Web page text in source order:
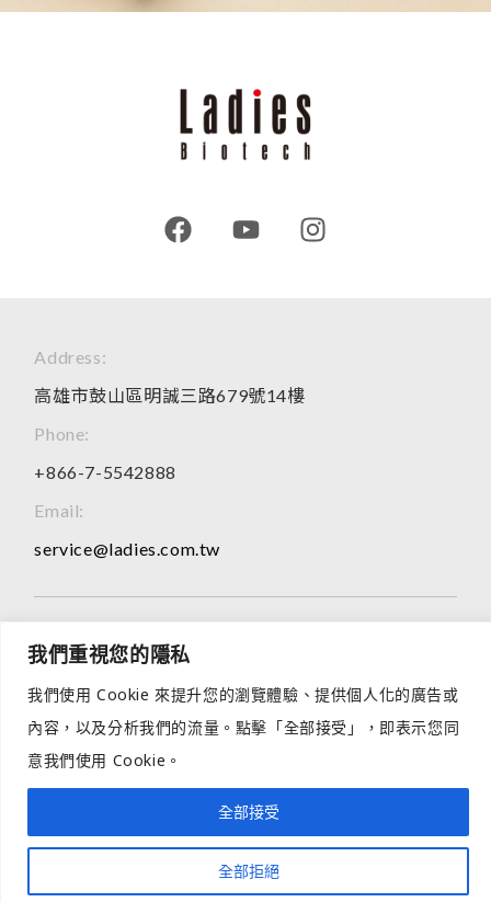
我們重視您的隱私
我們使用 Cookie 來提升您的瀏覽體驗、提供個人化的廣告或
內容，以及分析我們的流量。點擊「全部接受」，即表示您同
意我們使用 Cookie。
全部拒絕
全部接受
Address:
高雄市鼓山區明誠三路679號14樓
Phone:
+866-7-5542888
Email:
service@ladies.com.tw
品零售。
若有進一步需求或相關合作諮詢，歡迎來電洽詢，謝謝您的理解
Open